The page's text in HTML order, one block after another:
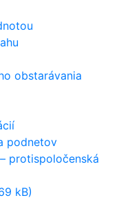
obstarávania
podnetov
protispoločenská
kB)